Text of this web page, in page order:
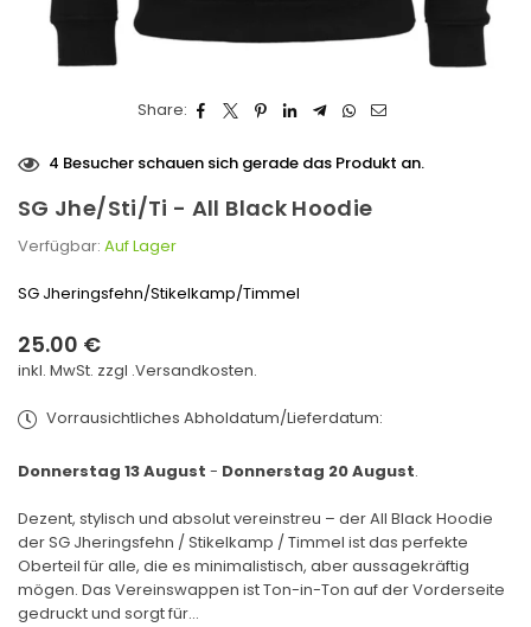
Share:
4 Besucher schauen sich gerade das Produkt an.
SG Jhe/Sti/Ti - All Black Hoodie
Verfügbar: Auf Lager
SG Jheringsfehn/Stikelkamp/Timmel
Normaler
Preis
25.00 €
inkl. MwSt. zzgl .Versandkosten.
Vorrausichtliches Abholdatum/Lieferdatum:
Donnerstag 13 August - Donnerstag 20 August.
Dezent, stylisch und absolut vereinstreu – der All Black Hoodie
der SG Jheringsfehn / Stikelkamp / Timmel ist das perfekte
Oberteil für alle, die es minimalistisch, aber aussagekräftig
mögen. Das Vereinswappen ist Ton-in-Ton auf der Vorderseite
gedruckt und sorgt für...